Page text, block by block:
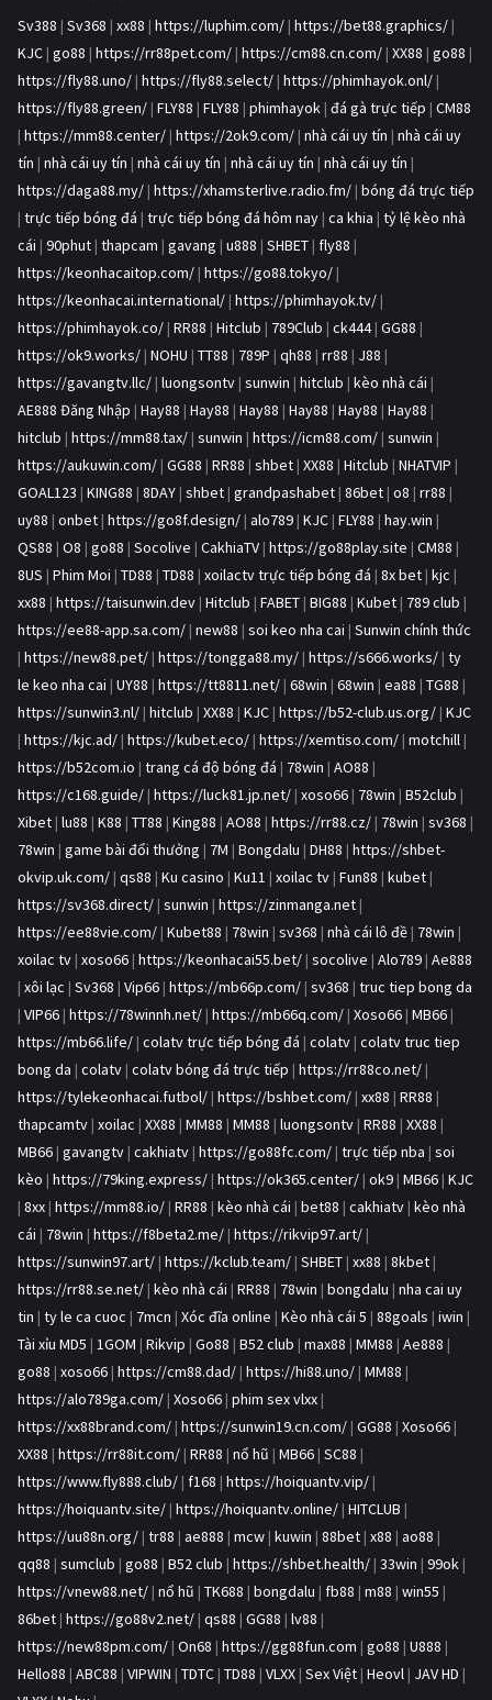
Sv388 | Sv368 | xx88 | https://luphim.com/ | https://bet88.graphics/ |
KJC | go88 | https://rr88pet.com/ | https://cm88.cn.com/ | XX88 | go88 |
https://fly88.uno/ | https://fly88.select/ | https://phimhayok.onl/ |
https://fly88.green/ | FLY88 | FLY88 | phimhayok | đá gà trực tiếp | CM88
| https://mm88.center/ | https://2ok9.com/ | nhà cái uy tín | nhà cái uy
tín | nhà cái uy tín | nhà cái uy tín | nhà cái uy tín | nhà cái uy tín |
https://daga88.my/ | https://xhamsterlive.radio.fm/ | bóng đá trực tiếp
| trực tiếp bóng đá | trực tiếp bóng đá hôm nay | ca khia | tỷ lệ kèo nhà
cái | 90phut | thapcam | gavang | u888 | SHBET | fly88 |
https://keonhacaitop.com/ | https://go88.tokyo/ |
https://keonhacai.international/ | https://phimhayok.tv/ |
https://phimhayok.co/ | RR88 | Hitclub | 789Club | ck444| GG88 |
https://ok9.works/ | NOHU | TT88 | 789P | qh88 | rr88 | J88 |
https://gavangtv.llc/ | luongsontv | sunwin | hitclub | kèo nhà cái |
AE888 Đăng Nhập | Hay88 | Hay88 | Hay88 | Hay88 | Hay88 | Hay88 |
hitclub | https://mm88.tax/ | sunwin | https://icm88.com/ | sunwin |
https://aukuwin.com/ | GG88 | RR88 | shbet | XX88 | Hitclub | NHATVIP |
GOAL123 | KING88 | 8DAY | shbet | grandpashabet | 86bet | o8 | rr88 |
uy88 | onbet | https://go8f.design/ | alo789 | KJC | FLY88 | hay.win |
QS88 | O8 | go88 | Socolive | CakhiaTV | https://go88play.site | CM88 |
8US | Phim Moi | TD88 | TD88 | xoilactv trực tiếp bóng đá | 8x bet | kjc |
xx88 | https://taisunwin.dev | Hitclub | FABET | BIG88 | Kubet | 789 club |
https://ee88-app.sa.com/ | new88 | soi keo nha cai | Sunwin chính thức
| https://new88.pet/ | https://tongga88.my/ | https://s666.works/ | ty
le keo nha cai | UY88 | https://tt8811.net/ | 68win | 68win | ea88 | TG88 |
https://sunwin3.nl/ | hitclub | XX88 | KJC | https://b52-club.us.org/ | KJC
| https://kjc.ad/ | https://kubet.eco/ | https://xemtiso.com/ | motchill |
https://b52com.io | trang cá độ bóng đá | 78win | AO88 |
https://c168.guide/ | https://luck81.jp.net/ | xoso66 | 78win | B52club |
Xibet | lu88 | K88 | TT88 | King88 | AO88 | https://rr88.cz/ | 78win | sv368 |
78win | game bài đổi thưởng | 7M | Bongdalu | DH88 | https://shbet-
okvip.uk.com/ | qs88 | Ku casino | Ku11 | xoilac tv | Fun88 | kubet |
https://sv368.direct/ | sunwin | https://zinmanga.net |
https://ee88vie.com/ | Kubet88 | 78win | sv368 | nhà cái lô đề | 78win |
xoilac tv | xoso66 | https://keonhacai55.bet/ | socolive | Alo789 | Ae888
| xôi lạc | Sv368 | Vip66 | https://mb66p.com/ | sv368 | truc tiep bong da
| VIP66 | https://78winnh.net/ | https://mb66q.com/ | Xoso66 | MB66 |
https://mb66.life/ | colatv trực tiếp bóng đá | colatv | colatv truc tiep
bong da | colatv | colatv bóng đá trực tiếp | https://rr88co.net/ |
https://tylekeonhacai.futbol/ | https://bshbet.com/ | xx88 | RR88 |
thapcamtv | xoilac | XX88 | MM88 | MM88 | luongsontv | RR88 | XX88 |
MB66 | gavangtv | cakhiatv | https://go88fc.com/ | trực tiếp nba | soi
kèo | https://79king.express/ | https://ok365.center/ | ok9 | MB66 | KJC
| 8xx | https://mm88.io/ | RR88 | kèo nhà cái | bet88 | cakhiatv | kèo nhà
cái | 78win | https://f8beta2.me/ | https://rikvip97.art/ |
https://sunwin97.art/ | https://kclub.team/ | SHBET | xx88 | 8kbet |
https://rr88.se.net/ | kèo nhà cái | RR88 | 78win | bongdalu | nha cai uy
tin | ty le ca cuoc | 7mcn | Xóc đĩa online | Kèo nhà cái 5 | 88goals | iwin |
Tài xỉu MD5 | 1GOM | Rikvip | Go88 | B52 club | max88 | MM88 | Ae888 |
go88 | xoso66 | https://cm88.dad/ | https://hi88.uno/ | MM88 |
https://alo789ga.com/ | Xoso66 | phim sex vlxx |
https://xx88brand.com/ | https://sunwin19.cn.com/ | GG88 | Xoso66 |
XX88 | https://rr88it.com/ | RR88 | nổ hũ | MB66 | SC88 |
https://www.fly888.club/ | f168 | https://hoiquantv.vip/ |
https://hoiquantv.site/ | https://hoiquantv.online/ | HITCLUB |
https://uu88n.org/ | tr88 | ae888 | mcw | kuwin | 88bet | x88 | ao88 |
qq88 | sumclub | go88 | B52 club | https://shbet.health/ | 33win | 99ok |
https://vnew88.net/ | nổ hũ | TK688 | bongdalu | fb88 | m88 | win55 |
86bet | https://go88v2.net/ | qs88 | GG88 | lv88 |
https://new88pm.com/ | On68 | https://gg88fun.com | go88 | U888 |
Hello88 | ABC88 | VIPWIN | TDTC | TD88 | VLXX | Sex Việt | Heovl | JAV HD |